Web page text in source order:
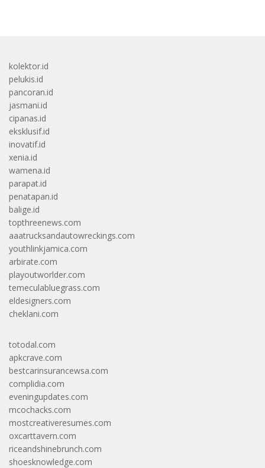
kolektor.id
pelukis.id
pancoran.id
jasmani.id
cipanas.id
eksklusif.id
inovatif.id
xenia.id
wamena.id
parapat.id
penatapan.id
balige.id
topthreenews.com
aaatrucksandautowreckings.com
youthlinkjamica.com
arbirate.com
playoutworlder.com
temeculabluegrass.com
eldesigners.com
cheklani.com
totodal.com
apkcrave.com
bestcarinsurancewsa.com
complidia.com
eveningupdates.com
mcochacks.com
mostcreativeresumes.com
oxcarttavern.com
riceandshinebrunch.com
shoesknowledge.com